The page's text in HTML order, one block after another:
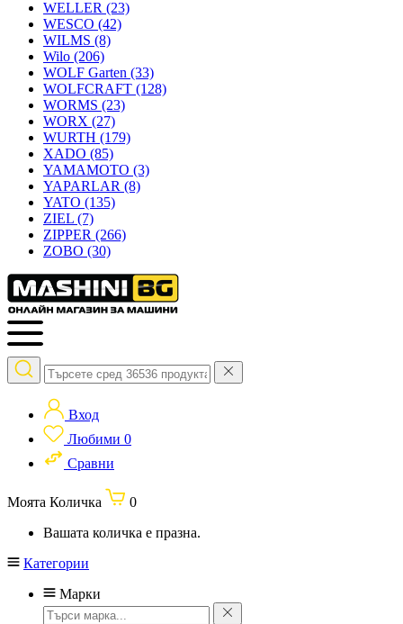
WELLER (23)
WESCO (42)
WILMS (8)
Wilo (206)
WOLF Garten (33)
WOLFCRAFT (128)
WORMS (23)
WORX (27)
WURTH (179)
XADO (85)
YAMAMOTO (3)
YAPARLAR (8)
YATO (135)
ZIEL (7)
ZIPPER (266)
ZOBO (30)
Вход
Любими 0
Сравни
Моята Количка
0
Вашата количка е празна.
Категории
Марки